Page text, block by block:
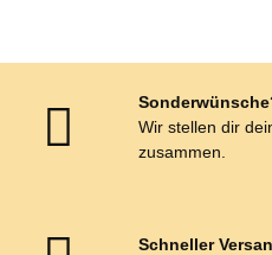
Wir stellen dir
zusammen.
Schneller